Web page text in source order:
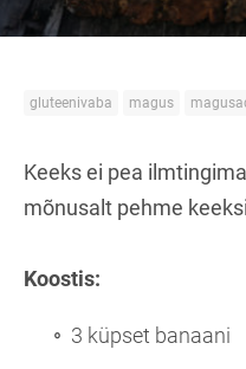
gluteenivaba magus
Keeks ei pea
mõnusalt pehme
Koostis:
3 küpset banaani